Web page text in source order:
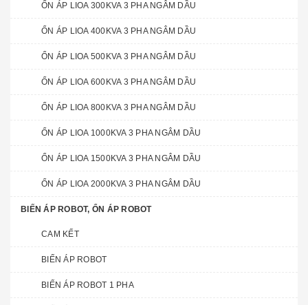
ỔN ÁP LIOA 300KVA 3 PHA NGÂM DẦU
ỔN ÁP LIOA 400KVA 3 PHA NGÂM DẦU
ỔN ÁP LIOA 500KVA 3 PHA NGÂM DẦU
ỔN ÁP LIOA 600KVA 3 PHA NGÂM DẦU
ỔN ÁP LIOA 800KVA 3 PHA NGÂM DẦU
ỔN ÁP LIOA 1000KVA 3 PHA NGÂM DẦU
ỔN ÁP LIOA 1500KVA 3 PHA NGÂM DẦU
ỔN ÁP LIOA 2000KVA 3 PHA NGÂM DẦU
BIẾN ÁP ROBOT, ỔN ÁP ROBOT
CAM KẾT
BIẾN ÁP ROBOT
BIẾN ÁP ROBOT 1 PHA